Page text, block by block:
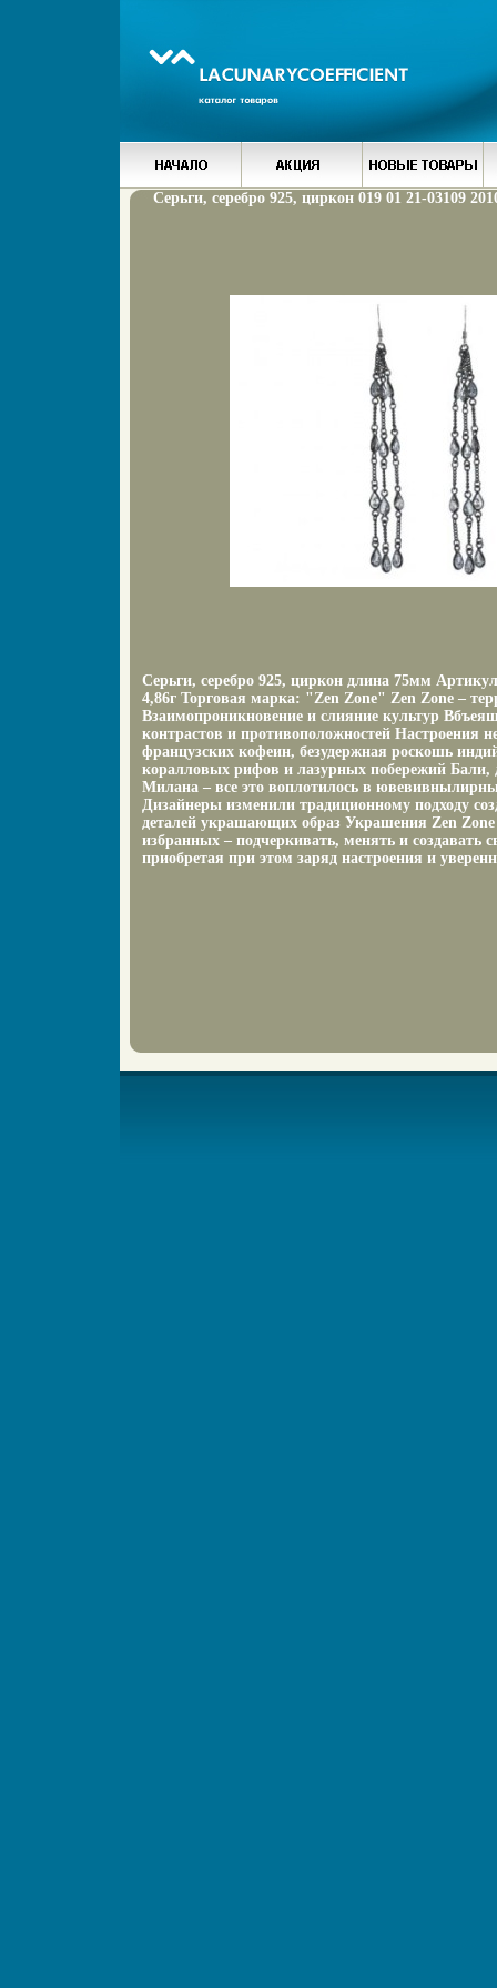
Серьги, серебро 925, циркон 019 01 21-03109
Серьги, серебро 925, циркон длина 75мм
4,86г Торговая марка: "Zen Zone" Zen Zone –
Взаимопроникновение и слияние культур
контрастов и противоположностей Настроения
французских кофеин, безудержная роскошь
коралловых рифов и лазурных побережий
Милана – все это воплотилось в
Дизайнеры изменили традиционному подходу
деталей украшающих образ Украшения Zen
избранных – подчеркивать, менять и создавать
приобретая при этом заряд настроения и